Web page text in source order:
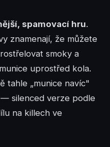
spamovací hru.
znamenají, že můžete
smoky a
uprostřed kola.
tahle „munice navíc"
silenced verze podle
na killech ve